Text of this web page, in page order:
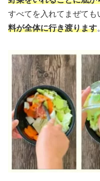
すべてを入れてまぜても
料が全体に行き渡ります